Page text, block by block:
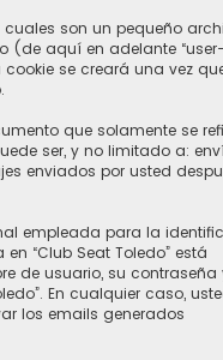
cuales son un pequeño
(de aquí en adelante
se creará una vez
que solamente se
ser, y no limitado a:
enviados por usted
empleada para la
“Club Seat Toledo” está
de usuario, su contraseña
En cualquier caso,
los emails generados